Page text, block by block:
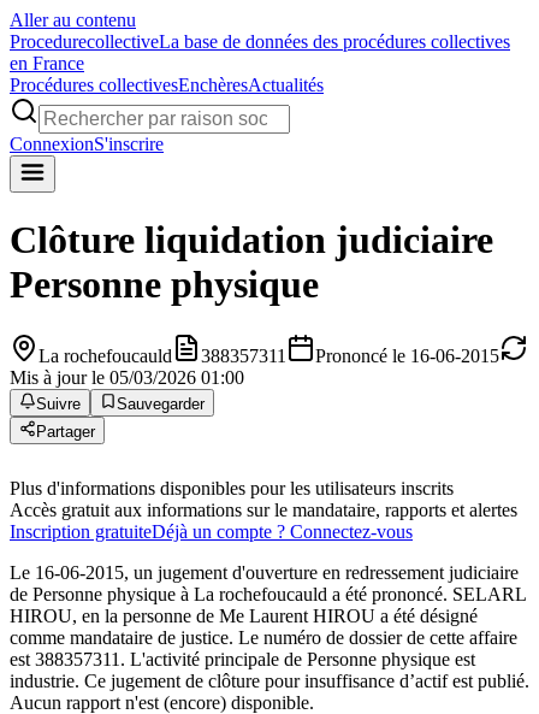
Aller au contenu
ProcedurecollectiveLa base de données des procédures collectives
en France
Procédures collectivesEnchèresActualités
ConnexionS'inscrire
Clôture liquidation judiciaire
Personne physique
La rochefoucauld 388357311
Prononcé le 16-06-2015
Mis à jour le 05/03/2026 01:00
Suivre
Sauvegarder
Partager
Plus d'informations disponibles pour les utilisateurs inscrits
Accès gratuit aux informations sur le mandataire, rapports et alertes
Inscription gratuiteDéjà un compte ? Connectez-vous
Le 16-06-2015, un jugement d'ouverture en redressement judiciaire
de Personne physique à La rochefoucauld a été prononcé. SELARL
HIROU, en la personne de Me Laurent HIROU a été désigné
comme mandataire de justice. Le numéro de dossier de cette affaire
est 388357311. L'activité principale de Personne physique est
industrie. Ce jugement de clôture pour insuffisance d’actif est publié.
Aucun rapport n'est (encore) disponible.